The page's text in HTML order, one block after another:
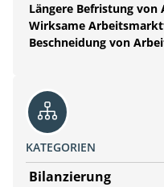
Längere Befristung von
Wirksame
Beschneidung von
KATEGORIEN
Bilanzierung